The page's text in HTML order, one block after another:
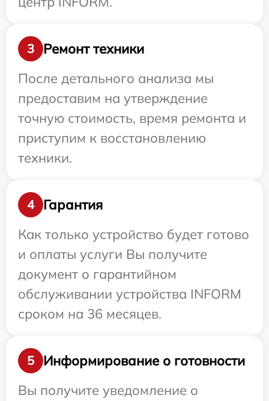
3
Ремонт техники
После детального анализа мы
предоставим на утверждение
точную стоимость, время ремонта и
приступим к восстановлению
техники.
4
Гарантия
Как только устройство будет готово
и оплаты услуги Вы получите
документ о гарантийном
обслуживании устройства INFORM
сроком на 36 месяцев.
5
Информирование о готовности
Вы получите уведомление о